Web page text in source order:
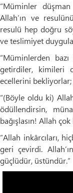
“Müminler
Allah’ın ve
resulü hep doğru
ve teslimiyet
“Müminlerden
getirdiler, kimileri
ecellerini
“(Böyle oldu ki)
ödüllendirsin,
bağışlasın! Allah
“Allah inkârcıları,
geri çevirdi.
güçlüdür, üstündür.”